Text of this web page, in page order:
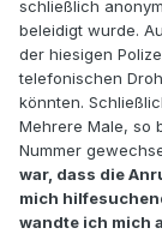
schließlich
beleidigt wurde.
der hiesigen
telefonischen
könnten.
Mehrere Male, so
Nummer
war, dass die
mich
wandte ich mich